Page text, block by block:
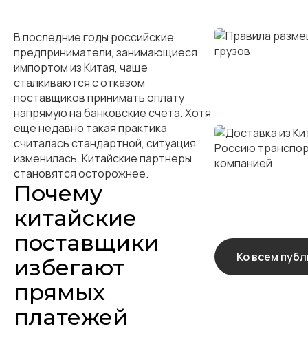
В последние годы российские
предприниматели, занимающиеся
импортом из Китая, чаще
сталкиваются с отказом
поставщиков принимать оплату
напрямую на банковские счета. Хотя
еще недавно такая практика
считалась стандартной, ситуация
изменилась. Китайские партнеры
становятся осторожнее.
Почему
китайские
поставщики
избегают
прямых
платежей
Ко всем